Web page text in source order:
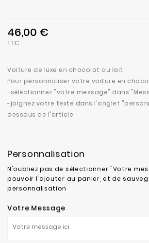
46,00 €
TTC
Voiture de luxe en chocolat au lait
Pour personnaliser votre voiture en
-séléctionnez "votre message" dans
-joignez votre texte dans l'onglet
dessous de l'article
Personnalisation
N'oubliez pas de sélectionner "Votre
pouvoir l'ajouter au panier, et de
personnalisation
Votre Message